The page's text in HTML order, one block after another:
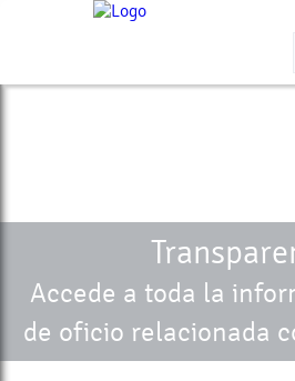
Accede a toda la
de oficio relacionada